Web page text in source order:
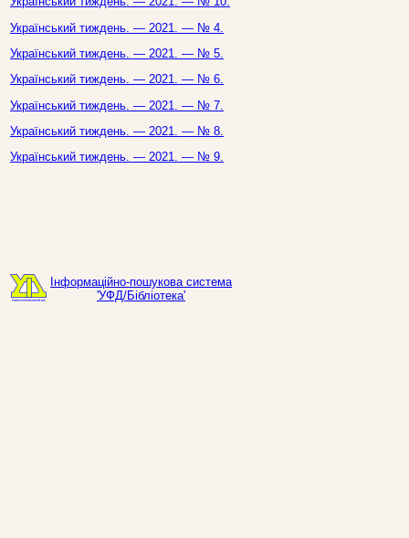
Український тиждень. — 2021. — № 4.
Український тиждень. — 2021. — № 5.
Український тиждень. — 2021. — № 6.
Український тиждень. — 2021. — № 7.
Український тиждень. — 2021. — № 8.
Український тиждень. — 2021. — № 9.
Інформаційно-пошукова система
'УФД/Бібліотека'